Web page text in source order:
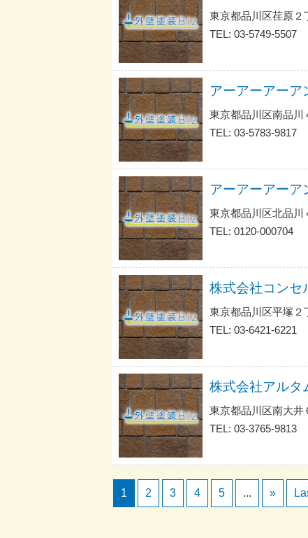
東京都品川区荏原２
TEL: 03-5749-5507
東京都品川区南品川
TEL: 03-5783-9817
東京都品川区北品川
TEL: 0120-000704
株式会社コンセ
東京都品川区平塚２
TEL: 03-6421-6221
株式会社アルタ
東京都品川区南大井
TEL: 03-3765-9813
1 2 3 4 5 ... »